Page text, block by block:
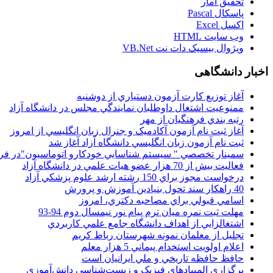
پاسکال Pascal
اکسل Excel
وب سايت HTML
ويژوال بيسيک دات نت VB.Net
اخبار دانشگاهی
آغاز توزيع کارت آزمون دستياري از دوشنبه
ممنوعيت اشتغال داوطلبان نمايندگي مجلس در دانشگاه آزاد
رتبه بندي فرهنگيان از مهر
آغاز ثبت نام آزمون آکادميک و جنرال زبان انگليسي از امروز
ثبت نام آزمون زبان انگليسي دانشگاه آزاد آغاز شد
سمينار تخصصي " سيستم شناسايي خودکارو اتوماسيون"در
فعاليت بيش از 70 هزار عضو هيات علمي در دانشگاه آزاد
درخواست مجوز براي 150 رشته ارشد علوم پزشکي آزاد
40 راهکار سند تحول بنيادين آموزش و پرورش
اسامي قبولي براي مصاحبه دکتري، امروز
مهلت ثبت نمره میان ترم پیام نور نیمسال دوم 94-93
اشتغالزايي از اهداف دانشگاه جامع علمي کاربردي
تجليل از معلمان نمونه شهرستان رباط کريم
اعلام اولويت استخدام پيماني 5 هزار معلم
حافظ حافظه تاريخي و ملي ايرانيان است
برگزاري المپيادهاي فيزيک و زيست‌شناسي دانش‌آموزي